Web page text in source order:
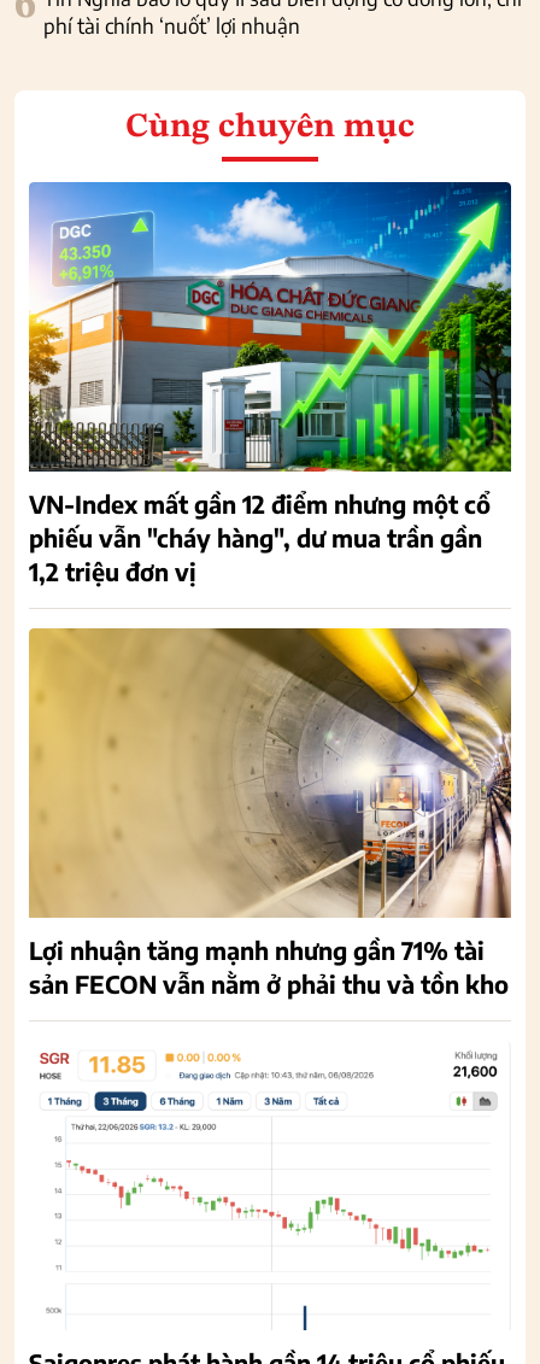
phí tài chính ‘nuốt’ lợi nhuận
Cùng chuyên mục
VN-Index mất gần 12 điểm nhưng một cổ
phiếu vẫn "cháy hàng", dư mua trần gần
1,2 triệu đơn vị
Lợi nhuận tăng mạnh nhưng gần 71% tài
sản FECON vẫn nằm ở phải thu và tồn kho